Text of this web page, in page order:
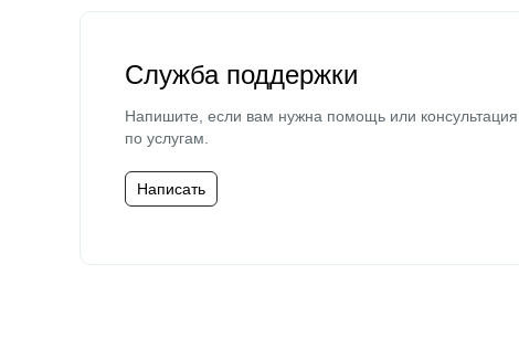
Служба поддержки
Напишите, если вам нужна помощь или консультация
по услугам.
Написать